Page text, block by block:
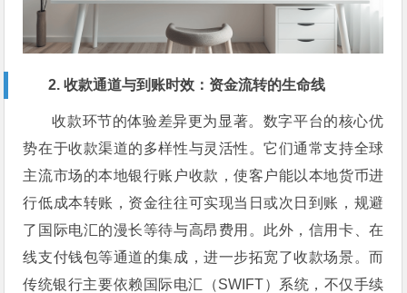
2. 收款通道与到账时效：资金流转的生命线
收款环节的体验差异更为显著。数字平台的核心优
势在于收款渠道的多样性与灵活性。它们通常支持全球
主流市场的本地银行账户收款，使客户能以本地货币进
行低成本转账，资金往往可实现当日或次日到账，规避
了国际电汇的漫长等待与高昂费用。此外，信用卡、在
线支付钱包等通道的集成，进一步拓宽了收款场景。而
传统银行主要依赖国际电汇（SWIFT）系统，不仅手续